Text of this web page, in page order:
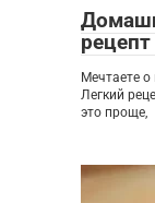
Мечтаете
Легкий
это проще,